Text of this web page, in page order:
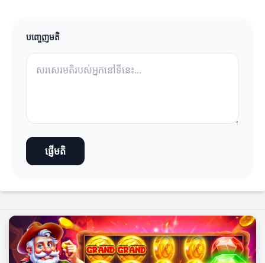
បញ្ចេញមតិ
ផ្ញើមតិ